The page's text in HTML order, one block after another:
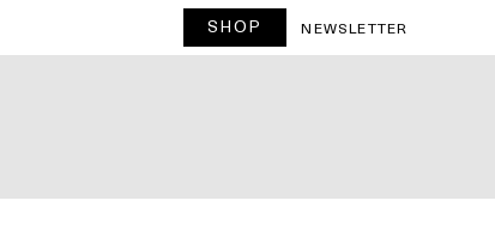
SHOP NEWSLETTER